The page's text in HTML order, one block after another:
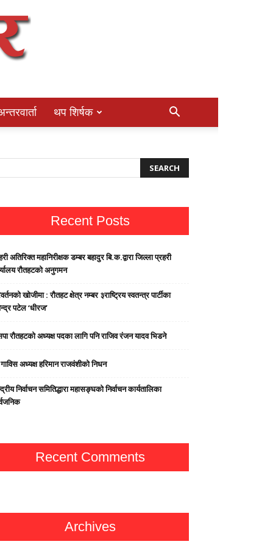
थप शिर्षक
Recent Posts
अतिरिक्त महानिरीक्षक डम्बर बहादुर बि.क.द्वारा जिल्ला प्रहरी
रौतहटको अनुगमन
खोजीमा : रौतहट क्षेत्र नम्बर ३राष्ट्रिय स्वतन्त्र पार्टीका
पटेल ‘धीरज’
राैतहटको अध्यक्ष पदका लागि पनि राजिव रंजन यादव भिडने
गाविस अध्यक्ष हरिमान राजवंशीको निधन
निर्वाचन समितिद्धारा महासङ्घको निर्वाचन कार्यतालिका
Recent Comments
Archives